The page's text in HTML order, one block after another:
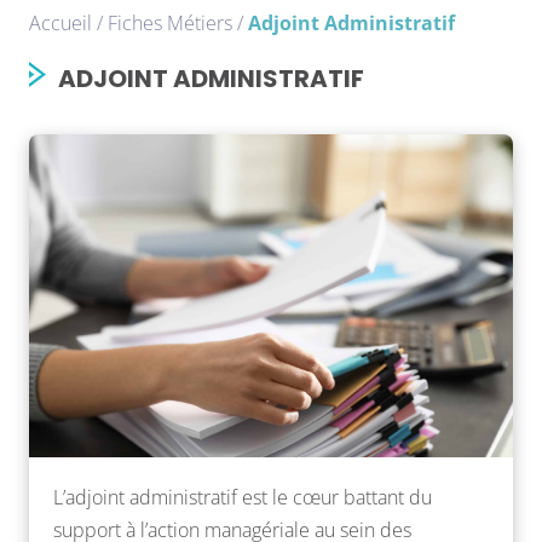
Accueil / Fiches Métiers/Adjoint Administratif
ADJOINT ADMINISTRATIF
L’adjoint administratif est le cœur battant du
support à l’action managériale au sein des